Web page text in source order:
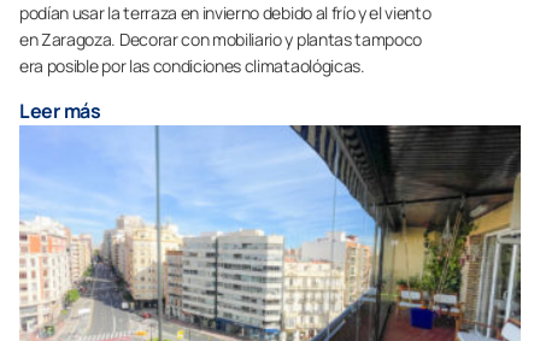
podían usar la terraza en invierno debido al frío y el viento
en Zaragoza. Decorar con mobiliario y plantas tampoco
era posible por las condiciones climataológicas.
Leer más